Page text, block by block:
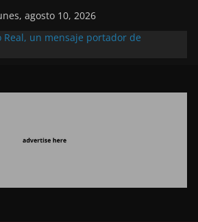
agosto 10, 2026
Real, un mensaje portador de
al servicio de los grandes proyectos de
a una visión estratégica